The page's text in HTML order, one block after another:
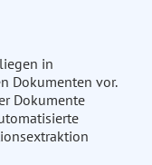
in
Dokumenten vor.
Dokumente